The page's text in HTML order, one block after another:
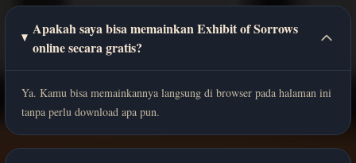
Apakah saya bisa memainkan Exhibit of Sorrows
online secara gratis?
Ya. Kamu bisa memainkannya langsung di browser pada halaman ini
tanpa perlu download apa pun.